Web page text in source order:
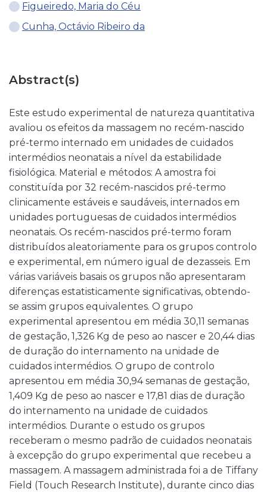
Figueiredo, Maria do Céu
Cunha, Octávio Ribeiro da
Abstract(s)
Este estudo experimental de natureza quantitativa
avaliou os efeitos da massagem no recém-nascido
pré-termo internado em unidades de cuidados
intermédios neonatais a nível da estabilidade
fisiológica. Material e métodos: A amostra foi
constituída por 32 recém-nascidos pré-termo
clinicamente estáveis e saudáveis, internados em
unidades portuguesas de cuidados intermédios
neonatais. Os recém-nascidos pré-termo foram
distribuídos aleatoriamente para os grupos controlo
e experimental, em número igual de dezasseis. Em
várias variáveis basais os grupos não apresentaram
diferenças estatisticamente significativas, obtendo-
se assim grupos equivalentes. O grupo
experimental apresentou em média 30,11 semanas
de gestação, 1,326 Kg de peso ao nascer e 20,44 dias
de duração do internamento na unidade de
cuidados intermédios. O grupo de controlo
apresentou em média 30,94 semanas de gestação,
1,409 Kg de peso ao nascer e 17,81 dias de duração
do internamento na unidade de cuidados
intermédios. Durante o estudo os grupos
receberam o mesmo padrão de cuidados neonatais
à excepção do grupo experimental que recebeu a
massagem. A massagem administrada foi a de Tiffany
Field (Touch Research Institute), durante cinco dias